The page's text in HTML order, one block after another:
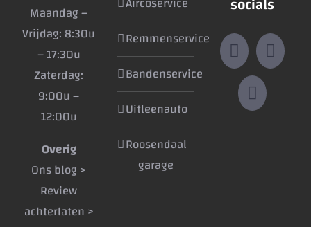
Maandag –
Vrijdag: 8:30u
– 17:30u
Zaterdag:
9:00u –
12:00u
Overig
Ons blog >
Review
achterlaten >
Remmenservice
Bandenservice
Uitleenauto
Roosendaal
garage